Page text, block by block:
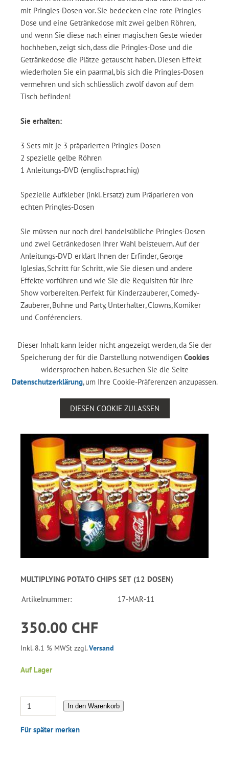
mit Pringles-Dosen vor. Sie bedecken eine rote Pringles-
Dose und eine Getränkedose mit zwei gelben Röhren,
und wenn Sie diese nach einer magischen Geste wieder
hochheben, zeigt sich, dass die Pringles-Dose und die
Getränkedose die Plätze getauscht haben. Diesen Effekt
wiederholen Sie ein paarmal, bis sich die Pringles-Dosen
vermehren und sich schliesslich zwölf davon auf dem
Tisch befinden!
Sie erhalten:
3 Sets mit je 3 präparierten Pringles-Dosen
2 spezielle gelbe Röhren
1 Anleitungs-DVD (englischsprachig)
Spezielle Aufkleber (inkl. Ersatz) zum Präparieren von
echten Pringles-Dosen
Sie müssen nur noch drei handelsübliche Pringles-Dosen
und zwei Getränkedosen Ihrer Wahl beisteuern. Auf der
Anleitungs-DVD erklärt Ihnen der Erfinder, George
Iglesias, Schritt für Schritt, wie Sie diesen und andere
Effekte vorführen und wie Sie die Requisiten für Ihre
Show vorbereiten. Perfekt für Kinderzauberer, Comedy-
Zauberer, Bühne und Party, Unterhalter, Clowns, Komiker
und Conférenciers.
Dieser Inhalt kann leider nicht angezeigt werden, da Sie der
Speicherung der für die Darstellung notwendigen Cookies
widersprochen haben. Besuchen Sie die Seite
Datenschutzerklärung, um Ihre Cookie-Präferenzen anzupassen.
DIESEN COOKIE ZULASSEN
MULTIPLYING POTATO CHIPS SET (12 DOSEN)
Artikelnummer: 17-MAR-11
350.00 CHF
Inkl. 8.1 % MWSt zzgl.Versand
Auf Lager
In den Warenkorb
Für später merken